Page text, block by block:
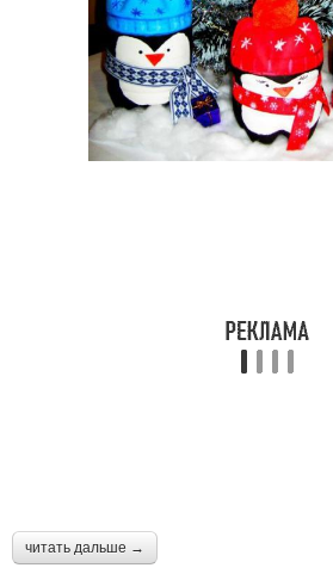
читать дальше →